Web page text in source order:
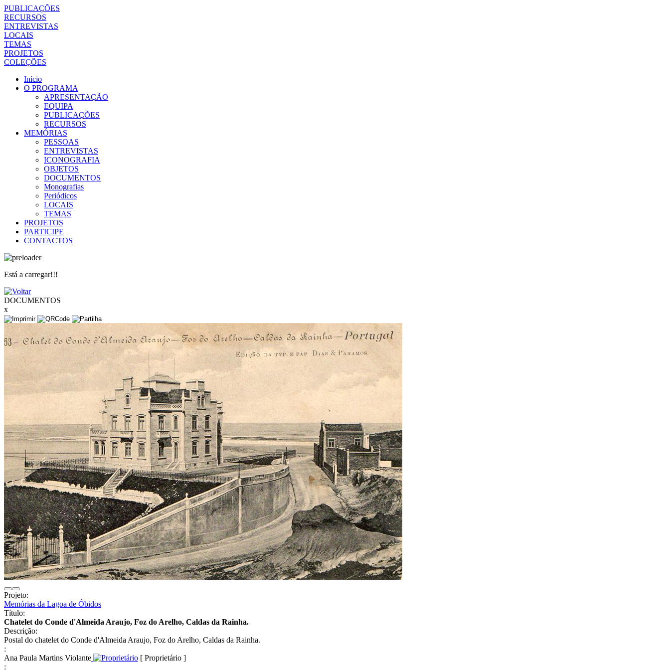
PUBLICAÇÕES
RECURSOS
ENTREVISTAS
LOCAIS
TEMAS
PROJETOS
COLEÇÕES
Início
O PROGRAMA
APRESENTAÇÃO
EQUIPA
PUBLICAÇÕES
RECURSOS
MEMÓRIAS
PESSOAS
ENTREVISTAS
ICONOGRAFIA
OBJETOS
DOCUMENTOS
Monografias
Periódicos
LOCAIS
TEMAS
PROJETOS
PARTICIPE
CONTACTOS
Está a carregar!!!
DOCUMENTOS
x
Projeto:
Memórias da Lagoa de Óbidos
Título:
Chatelet do Conde d'Almeida Araujo, Foz do Arelho, Caldas da Rainha.
Descrição:
Postal do chatelet do Conde d'Almeida Araujo, Foz do Arelho, Caldas da Rainha.
:
Ana Paula Martins Violante
[ Proprietário ]
: